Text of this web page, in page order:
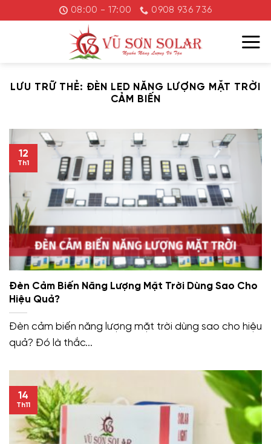
đến
08:00 - 17:00 0908 936 736
LƯU TRỮ THẺ: ĐÈN LED NĂNG LƯỢNG MẶT TRỜI
CẢM BIẾN
Đèn Cảm Biến Năng Lượng Mặt Trời Dùng Sao Cho
Hiệu Quả?
Đèn cảm biến năng lượng mặt trời dùng sao cho hiệu
quả? Đó là thắc...
12
Th1
14
Th11